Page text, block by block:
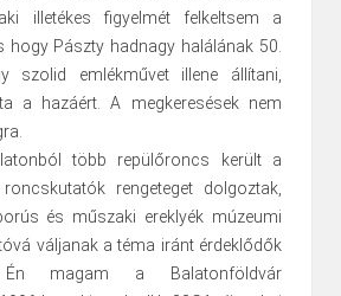
illetékes figyelmét felkeltsem a
hogy Pászty hadnagy halálának 50.
szolid emlékművet illene állítani,
a hazáért. A megkeresések nem
több repülőroncs került a
rengeteget dolgoztak,
és műszaki ereklyék múzeumi
váljanak a téma iránt érdeklődők
magam a Balatonföldvár